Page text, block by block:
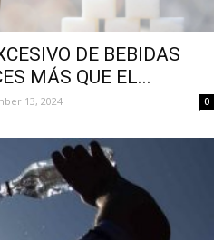
DE BEBIDAS
MÁS QUE EL...
13, 2024 0